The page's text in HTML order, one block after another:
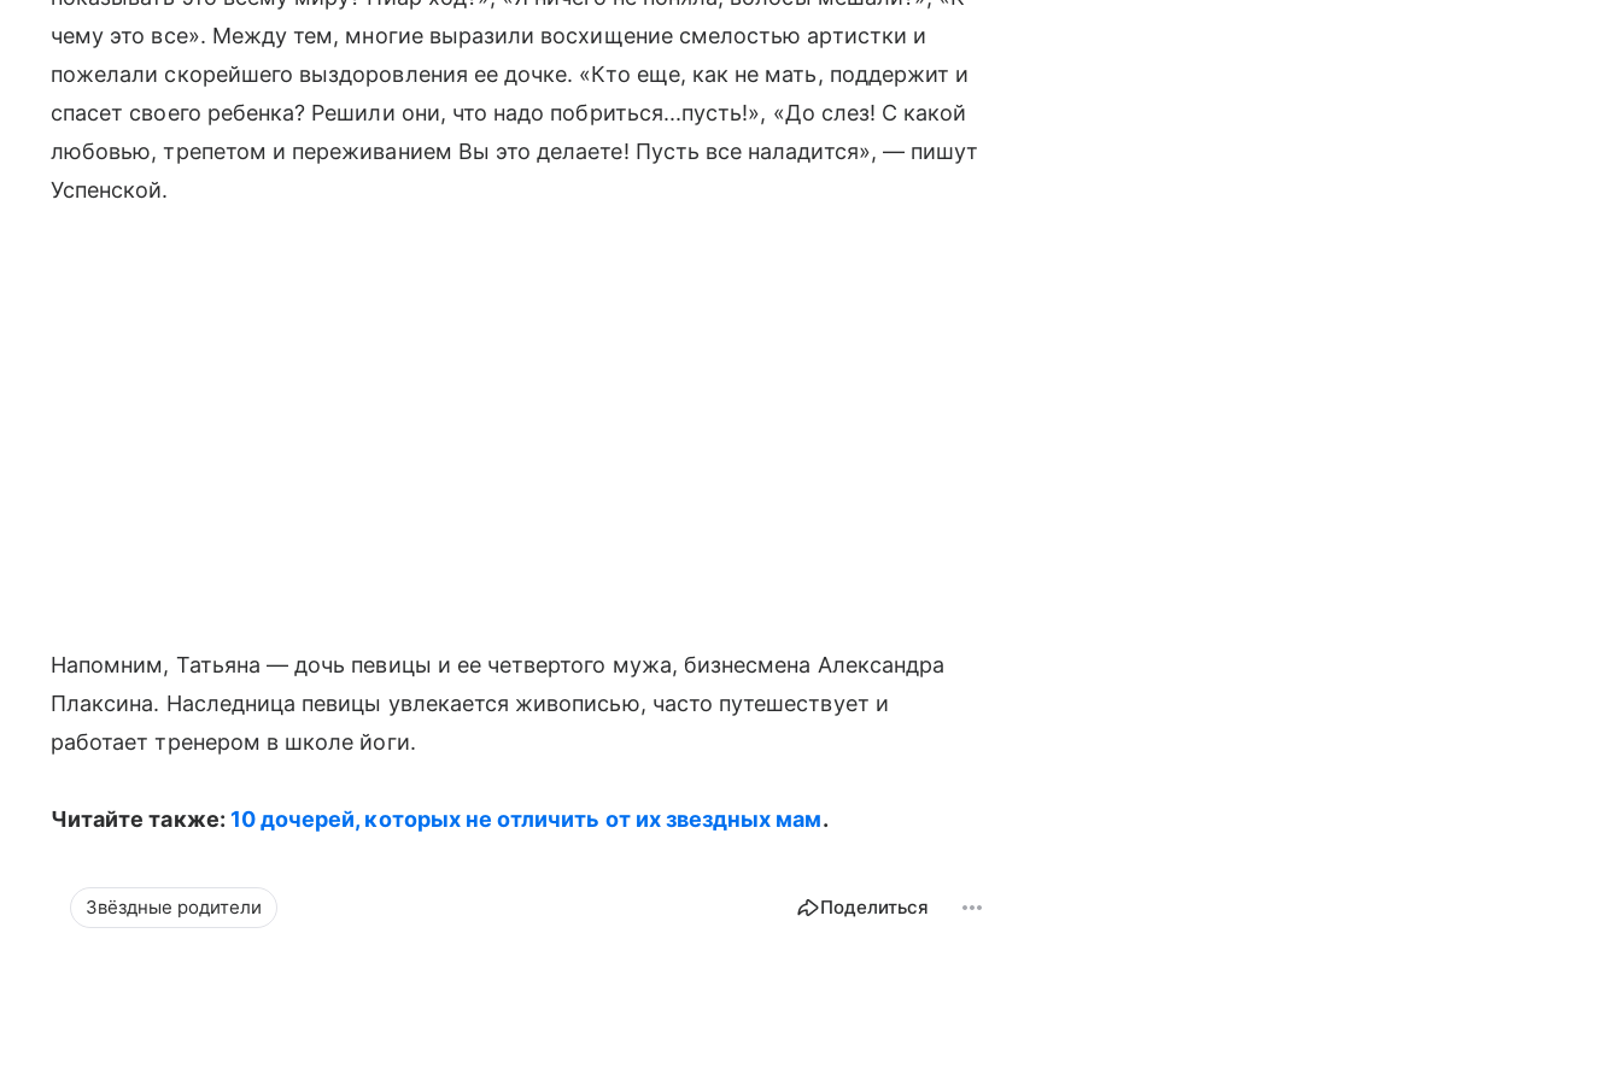
чему это все». Между тем, многие выразили восхищение смелостью артистки и
пожелали скорейшего выздоровления ее дочке. «Кто еще, как не мать, поддержит и
спасет своего ребенка? Решили они, что надо побриться...пусть!», «До слез! С какой
любовью, трепетом и переживанием Вы это делаете! Пусть все наладится», — пишут
Успенской.
Напомним, Татьяна — дочь певицы и ее четвертого мужа, бизнесмена Александра
Плаксина. Наследница певицы увлекается живописью, часто путешествует и
работает тренером в школе йоги.
Читайте также: 10 дочерей, которых не отличить от их звездных мам.
Звёздные родители Поделиться